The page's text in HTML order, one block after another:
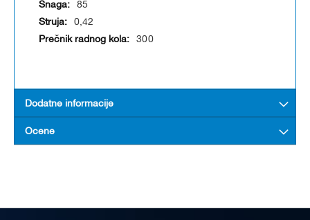
85
0,42
300
Dodatne informacije
Ocene